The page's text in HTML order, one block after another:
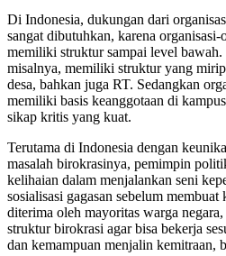
Di Indonesia, dukungan dari
sangat dibutuhkan, karena organisasi-
memiliki struktur sampai level
misalnya, memiliki struktur yang
desa, bahkan juga RT. Sedangkan
memiliki basis keanggotaan di
sikap kritis yang kuat.
Terutama di Indonesia dengan
masalah birokrasinya, pemimpin
kelihaian dalam menjalankan seni
sosialisasi gagasan sebelum
diterima oleh mayoritas warga
struktur birokrasi agar bisa bekerja
dan kemampuan menjalin kemitraan,